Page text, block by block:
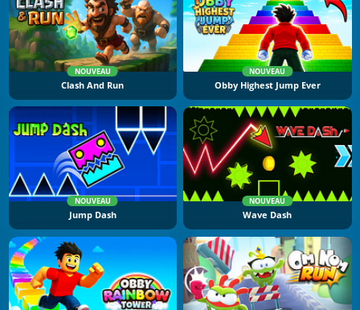
NOUVEAU
Clash And Run
NOUVEAU
Obby Highest Jump Ever
NOUVEAU
Jump Dash
NOUVEAU
Wave Dash